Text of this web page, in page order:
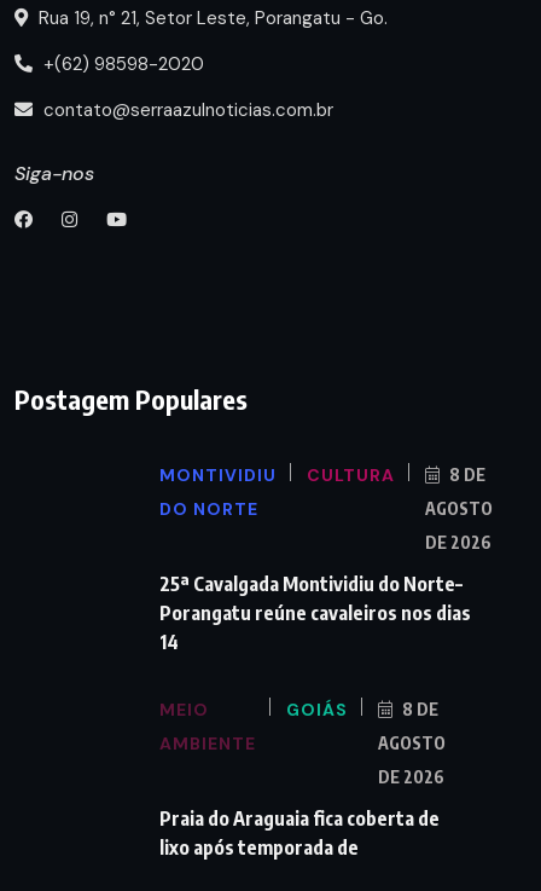
Rua 19, n° 21, Setor Leste, Porangatu - Go.
+(62) 98598-2020
contato@serraazulnoticias.com.br
Siga-nos
Postagem Populares
MONTIVIDIU
DO NORTE
CULTURA
8 DE
AGOSTO
DE 2026
25ª Cavalgada Montividiu do Norte–
Porangatu reúne cavaleiros nos dias
14
MEIO
AMBIENTE
GOIÁS
8 DE
AGOSTO
DE 2026
Praia do Araguaia fica coberta de
lixo após temporada de